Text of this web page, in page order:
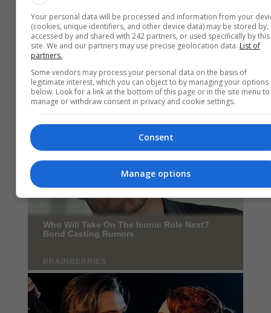
Your personal data will be processed and information from your
(cookies, unique identifiers, and other device data) may be stored by,
accessed by and shared with 242 partners, or used specifically by this
site. We and our partners may use precise geolocation data. List of
partners.
Some vendors may process your personal data on the basis of
legitimate interest, which you can object to by managing your options
below. Look for a link at the bottom of this page or in the site menu to
manage or withdraw consent in privacy and cookie settings.
Consent
Manage options